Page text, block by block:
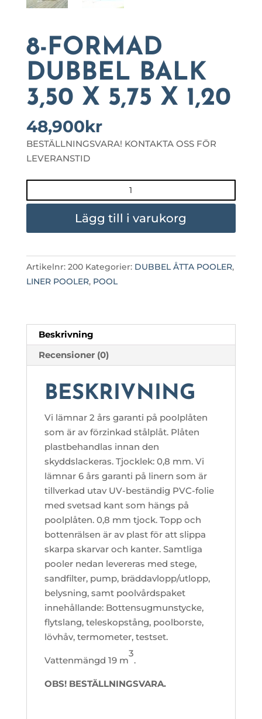
8-FORMAD
DUBBEL BALK
3,50 X 5,75 X 1,20
48,900kr
BESTÄLLNINGSVARA! KONTAKTA OSS FÖR
LEVERANSTID
FORMAD
BALK
X
Lägg till i varukorg
Artikelnr: 200 Kategorier: DUBBEL ÅTTA POOLER,
LINER POOLER, POOL
Beskrivning
Recensioner (0)
BESKRIVNING
Vi lämnar 2 års garanti på poolplåten
som är av förzinkad stålplåt. Plåten
plastbehandlas innan den
skyddslackeras. Tjocklek: 0,8 mm. Vi
lämnar 6 års garanti på linern som är
tillverkad utav UV-beständig PVC-folie
med svetsad kant som hängs på
poolplåten. 0,8 mm tjock. Topp och
bottenrälsen är av plast för att slippa
skarpa skarvar och kanter. Samtliga
pooler nedan levereras med stege,
sandfilter, pump, bräddavlopp/utlopp,
belysning, samt poolvårdspaket
innehållande: Bottensugmunstycke,
flytslang, teleskopstång, poolborste,
lövhåv, termometer, testset.
Vattenmängd 19 m
3
.
OBS! BESTÄLLNINGSVARA.